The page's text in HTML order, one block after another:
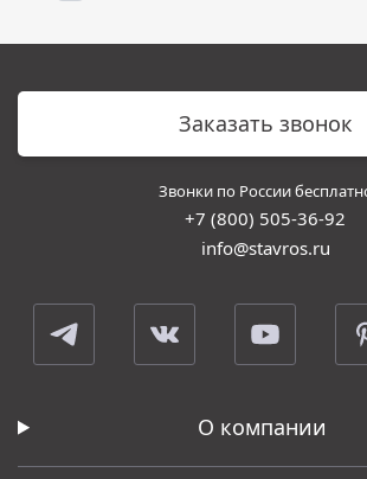
Заказать звонок
Звонки по России
+7 (800) 505-36-92
info@stavros.ru
О компании